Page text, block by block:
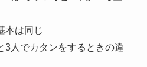
本は同じ
3人でカタンをするときの違